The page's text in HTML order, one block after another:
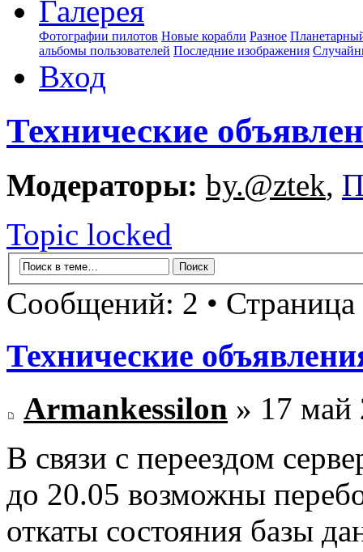
Галерея
Фотографии пилотов Новые корабли Разное
альбомы пользователей Последние изображения
Вход
Технические
Модераторы: by.@ztek,
Topic locked
Сообщений: 2 • Страница
Технические
Armankessilon » 17 май
В связи с переездом
до 20.05 возможны
откаты состояния базы